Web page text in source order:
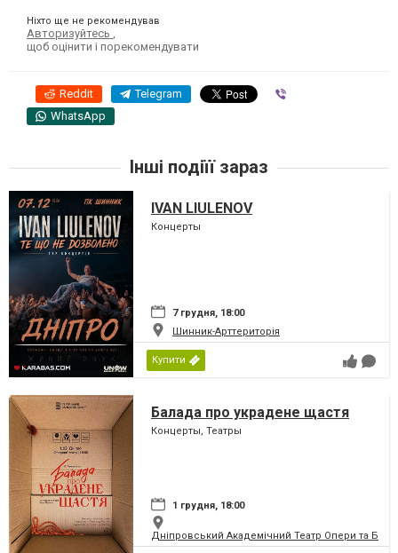
Ніхто ще не рекомендував
Авторизуйтесь ,
щоб оцінити і порекомендувати
Reddit Telegram
WhatsApp
Інші подіїї зараз
IVAN LIULENOV
Концерты
7 грудня, 18:00
Шинник-Арттериторія
Купити
Балада про украдене щастя
Концерты, Театры
1 грудня, 18:00
Дніпровський Академічний Театр Опери та